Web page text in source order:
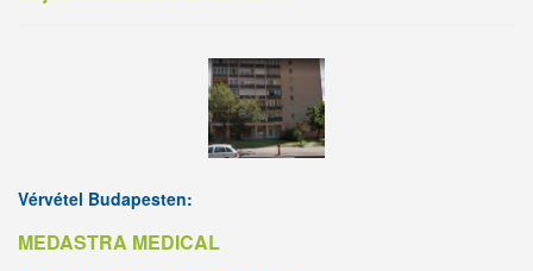
Vérvétel Budapesten:
MEDASTRA MEDICAL